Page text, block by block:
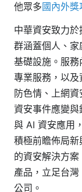
他眾多國內外獎
中華資安致力
群涵蓋個人、
基礎設施。服
專業服務，以及
防色情、上網
資安事件應變
與 AI 資安應用
積極前瞻佈局
的資安解決方
產品，立足台
公司。